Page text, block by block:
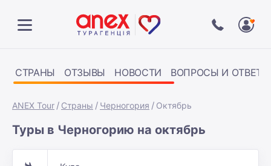
СТРАНЫ ОТЗЫВЫ НОВОСТИ ВОПРОСЫ И ОТВЕТЫ
ANEX Tour Страны Черногория Октябрь
Туры в Черногорию на октябрь